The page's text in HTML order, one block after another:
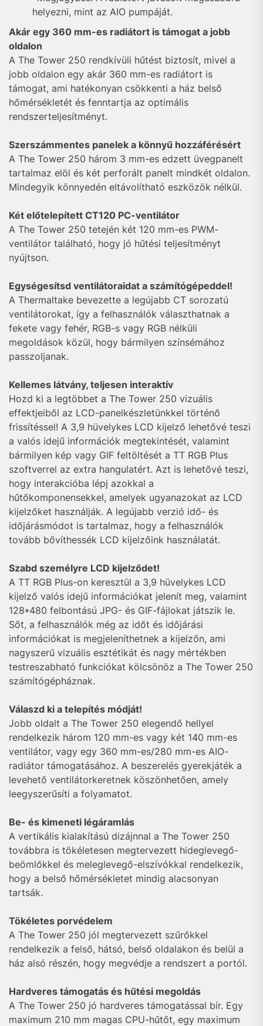
helyezni, mint az AIO pumpáját.
Akár egy 360 mm-es radiátort is támogat a jobb
oldalon
A The Tower 250 rendkívüli hűtést biztosít, mivel a
jobb oldalon egy akár 360 mm-es radiátort is
támogat, ami hatékonyan csökkenti a ház belső
hőmérsékletét és fenntartja az optimális
rendszerteljesítményt.
Szerszámmentes panelek a könnyű hozzáférésért
A The Tower 250 három 3 mm-es edzett üvegpanelt
tartalmaz elöl és két perforált panelt mindkét oldalon.
Mindegyik könnyedén eltávolítható eszközök nélkül.
Két előtelepített CT120 PC-ventilátor
A The Tower 250 tetején két 120 mm-es PWM-
ventilátor található, hogy jó hűtési teljesítményt
nyújtson.
Egységesítsd ventilátoraidat a számítógépeddel!
A Thermaltake bevezette a legújabb CT sorozatú
ventilátorokat, így a felhasználók választhatnak a
fekete vagy fehér, RGB-s vagy RGB nélküli
megoldások közül, hogy bármilyen színsémához
passzoljanak.
Kellemes látvány, teljesen interaktív
Hozd ki a legtöbbet a The Tower 250 vizuális
effektjeiből az LCD-panelkészletünkkel történő
frissítéssel! A 3,9 hüvelykes LCD kijelző lehetővé teszi
a valós idejű információk megtekintését, valamint
bármilyen kép vagy GIF feltöltését a TT RGB Plus
szoftverrel az extra hangulatért. Azt is lehetővé teszi,
hogy interakcióba lépj azokkal a
hűtőkomponensekkel, amelyek ugyanazokat az LCD
kijelzőket használják. A legújabb verzió idő- és
időjárásmódot is tartalmaz, hogy a felhasználók
tovább bővíthessék LCD kijelzőink használatát.
Szabd személyre LCD kijelződet!
A TT RGB Plus-on keresztül a 3,9 hüvelykes LCD
kijelző valós idejű információkat jelenít meg, valamint
128*480 felbontású JPG- és GIF-fájlokat játszik le.
Sőt, a felhasználók még az időt és időjárási
információkat is megjeleníthetnek a kijelzőn, ami
nagyszerű vizuális esztétikát és nagy mértékben
testreszabható funkciókat kölcsönöz a The Tower 250
számítógépháznak.
Válaszd ki a telepítés módját!
Jobb oldalt a The Tower 250 elegendő hellyel
rendelkezik három 120 mm-es vagy két 140 mm-es
ventilátor, vagy egy 360 mm-es/280 mm-es AIO-
radiátor támogatásához. A beszerelés gyerekjáték a
levehető ventilátorkeretnek köszönhetően, amely
leegyszerűsíti a folyamatot.
Be- és kimeneti légáramlás
A vertikális kialakítású dizájnnal a The Tower 250
továbbra is tökéletesen megtervezett hideglevegő-
beömlőkkel és meleglevegő-elszívókkal rendelkezik,
hogy a belső hőmérsékletet mindig alacsonyan
tartsák.
Tökéletes porvédelem
A The Tower 250 jól megtervezett szűrőkkel
rendelkezik a felső, hátsó, belső oldalakon és belül a
ház alsó részén, hogy megvédje a rendszert a portól.
Hardveres támogatás és hűtési megoldás
A The Tower 250 jó hardveres támogatással bír. Egy
maximum 210 mm magas CPU-hűtőt, egy maximum